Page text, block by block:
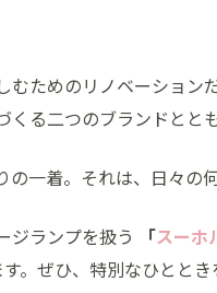
むためのリノベーション
る二つのブランドとと
一着。それは、日々の
ジランプを扱う 「スーホ
。ぜひ、特別なひととき